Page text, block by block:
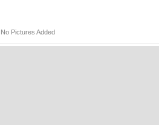
No Pictures Added